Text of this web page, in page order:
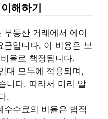
해하기
부동산 거래에서 에이
금입니다. 이 비용은 보
율로 책정됩니다.
대 모두에 적용되며,
니다. 따라서 미리 알
.
수수료의 비율은 법적